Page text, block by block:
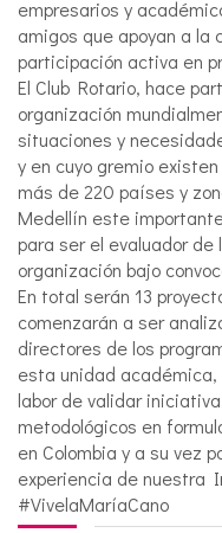
empresarios y
amigos que apoyan a la
participación activa en
El Club Rotario, hace
organización
situaciones y
y en cuyo gremio
más de 220 países y
Medellín este
para ser el evaluador
organización bajo
En total serán 13
comenzarán a ser
directores de los
esta unidad
labor de validar
metodológicos en
en Colombia y a su vez
experiencia de nuestra
#VivelaMaríaCano